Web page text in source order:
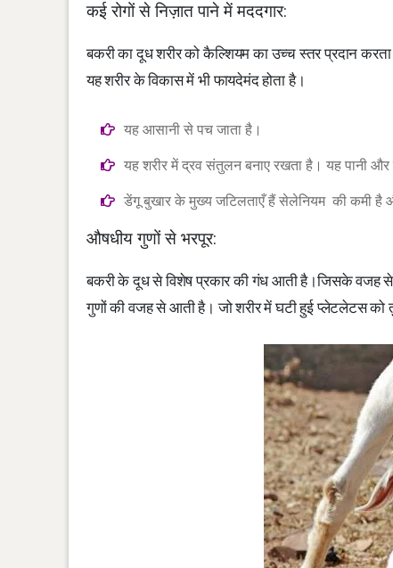
कई रोगों से निज़ात पाने में मददगार:
बकरी का दूध शरीर को कैल्शियम का उच्च स्तर प्रदान
यह शरीर के विकास में भी फायदेमंद होता है।
यह आसानी से पच जाता है।
यह शरीर में द्रव संतुलन बनाए रखता है। यह पानी और
डेंगू बुखार के मुख्य जटिलताएँ हैं सेलेनियम की कमी है
औषधीय गुणों से भरपूर:
बकरी के दूध से विशेष प्रकार की गंध आती है।जिसके वजह
गुणों की वजह से आती है। जो शरीर में घटी हुई प्लेटलेटस को